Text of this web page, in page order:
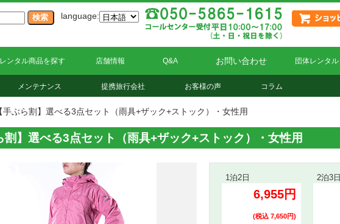
language:
レンタル商品を探す 店舗情報 Q&A お問い合わせ 団体レンタル
メンテナンス 提携旅行会社 お客様の声 コラム
ぶら割】選べる3点セット（雨具+ザック+ストック）・女性用
割】選べる3点セット（雨具+ザック+ストック）・女性用
1泊2日
6,955円
(税込 7,650円)
2泊3日